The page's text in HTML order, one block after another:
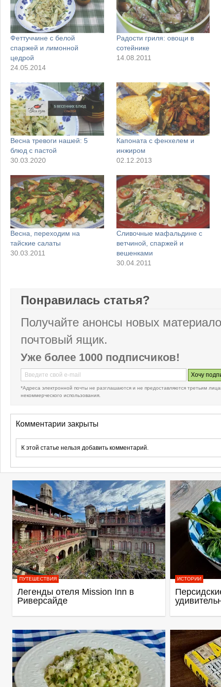
Феттуччине с белой
спаржей и лимонной
цедрой
24.05.2014
Радости гриля: овощи в
сотейнике
14.08.2011
Весна тревоги нашей: 5
блюд с пастой
30.03.2020
Капоната с фенхелем и
инжиром
02.12.2013
Весна, переходим на
тайские салаты
30.03.2011
Сливочные мафальдине с
ветчиной, спаржей и
вешенками
30.04.2011
Понравилась статья?
Получайте анонсы новых
почтовый ящик.
Уже более 1000 подписчиков!
*Адреса электронной почты не разглашаются и не предоставляются третьим
некоммерческого использования.
Комментарии закрыты
К этой статье нельзя добавить комментарий.
ПУТЕШЕСТВИЯ
Легенды отеля Mission Inn в
Риверсайде
ИСТОРИИ